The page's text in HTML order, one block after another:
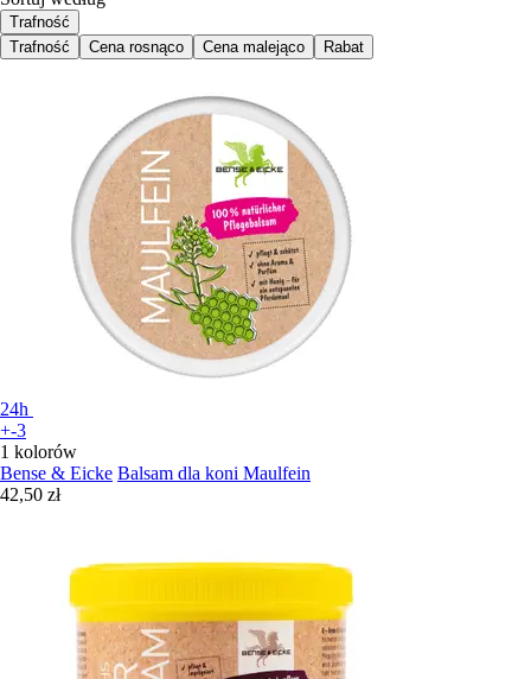
Trafność
Trafność
Cena rosnąco Cena malejąco Rabat
24h
+-3
1 kolorów
Bense & Eicke Balsam dla koni Maulfein
42,50 zł